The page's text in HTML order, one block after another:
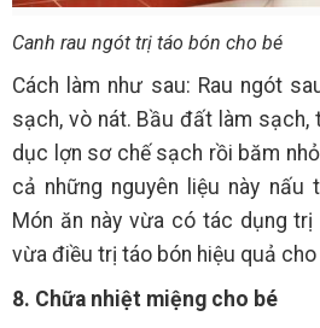
Canh rau ngót trị táo bón cho bé
Cách làm như sau: Rau ngót
sạch, vò nát. Bầu đất làm sạch,
dục lợn sơ chế sạch rồi băm
cả những nguyên liệu này nấu
Món ăn này vừa có tác dụng
vừa điều trị táo bón hiệu quả cho
8. Chữa nhiệt miệng cho bé